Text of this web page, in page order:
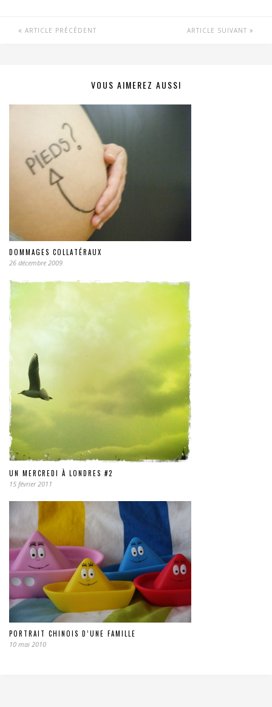
ARTICLE PRÉCÉDENT ARTICLE SUIVANT
VOUS AIMEREZ AUSSI
DOMMAGES COLLATÉRAUX
26 décembre 2009
UN MERCREDI À LONDRES #2
15 février 2011
PORTRAIT CHINOIS D’UNE FAMILLE
10 mai 2010